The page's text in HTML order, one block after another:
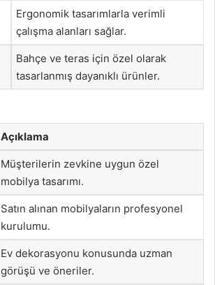
Ergonomik tasarımlarla verimli
çalışma alanları sağlar.
Bahçe ve teras için özel olarak
tasarlanmış dayanıklı ürünler.
Açıklama
Müşterilerin zevkine uygun özel
mobilya tasarımı.
Satın alınan mobilyaların profesyonel
kurulumu.
Ev dekorasyonu konusunda uzman
görüşü ve öneriler.